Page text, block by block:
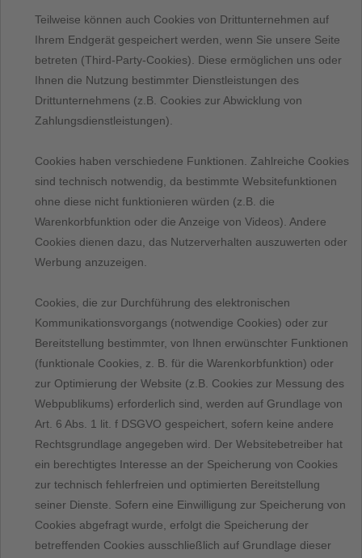
Teilweise können auch Cookies von Drittunternehmen auf
Ihrem Endgerät gespeichert werden, wenn Sie unsere Seite
betreten (Third-Party-Cookies). Diese ermöglichen uns oder
Ihnen die Nutzung bestimmter Dienstleistungen des
Drittunternehmens (z.B. Cookies zur Abwicklung von
Zahlungsdienstleistungen).
Cookies haben verschiedene Funktionen. Zahlreiche Cookies
sind technisch notwendig, da bestimmte Websitefunktionen
ohne diese nicht funktionieren würden (z.B. die
Warenkorbfunktion oder die Anzeige von Videos). Andere
Cookies dienen dazu, das Nutzerverhalten auszuwerten oder
Werbung anzuzeigen.
Cookies, die zur Durchführung des elektronischen
Kommunikationsvorgangs (notwendige Cookies) oder zur
Bereitstellung bestimmter, von Ihnen erwünschter Funktionen
(funktionale Cookies, z. B. für die Warenkorbfunktion) oder
zur Optimierung der Website (z.B. Cookies zur Messung des
Webpublikums) erforderlich sind, werden auf Grundlage von
Art. 6 Abs. 1 lit. f DSGVO gespeichert, sofern keine andere
Rechtsgrundlage angegeben wird. Der Websitebetreiber hat
ein berechtigtes Interesse an der Speicherung von Cookies
zur technisch fehlerfreien und optimierten Bereitstellung
seiner Dienste. Sofern eine Einwilligung zur Speicherung von
Cookies abgefragt wurde, erfolgt die Speicherung der
betreffenden Cookies ausschließlich auf Grundlage dieser